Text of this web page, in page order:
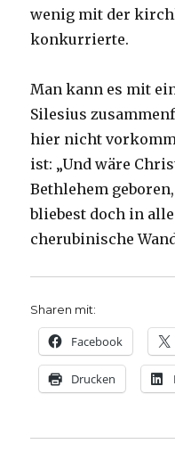
wenig mit der
konkurrierte.
Man kann es mit
Silesius
hier nicht
ist: „Und wäre
Bethlehem
bliebest doch in
cherubinische
Sharen mit:
Facebook
Drucken